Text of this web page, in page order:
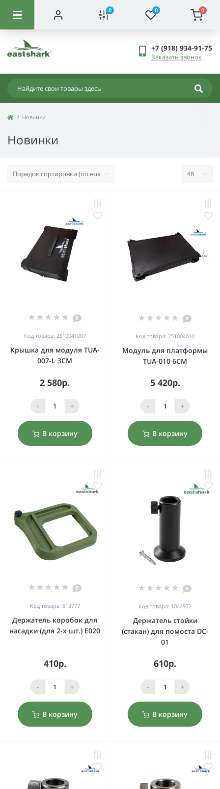
0 0 0
+7 (918) 934-91-75
Заказать звонок
Новинки
Новинки
0
Код товара: 2510041007
Крышка для модуля TUA-
007-L 3CM
2 580р.
- +
В корзину
0
Код товара: 251004010
Модуль для платформы
TUA-010 6CM
5 420р.
- +
В корзину
0
Код товара: 613777
Держатель коробок для
насадки (для 2-х шт.) E020
410р.
- +
В корзину
0
Код товара: 1044972
Держатель стойки
(стакан) для помоста DC-
01
610р.
- +
В корзину